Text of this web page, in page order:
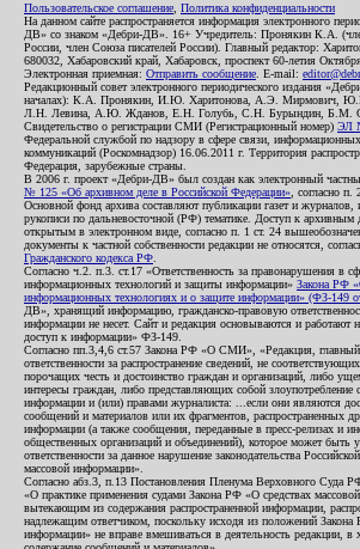
Пользовательское соглашение Политика конфиденциальности
На данном сайте распространяется информация электронного
ДВ» со знаком «Дебри-ДВ». 16+ Учредитель: Пронякин К.А.
России, член Союза писателей России). Главный редактор:
680032, Хабаровский край, Хабаровск, проспект 60-летия
Электронная приемная: Отправить сообщение . E-mail:
Редакционный совет электронного периодического издания
началах): К.А. Пронякин, И.Ю. Харитонова, А.Э. Мирмович,
Л.Н. Левина, А.Ю. Жданов, Е.Н. Голубь, С.Н. Бурындин, Б.М.
Свидетельство о регистрации СМИ (Регистрационный номер) ЭЛ
Федеральной службой по надзору в сфере связи,
коммуникаций (Роскомнадзор) 16.06.2011 г. Территория
Федерация, зарубежные страны.
В 2006 г. проект «Дебри-ДВ» был создан как электронный
№ 125 «Об архивном деле в Российской Федерации» , согласно
Основной фонд архива составляют публикации газет и журналов,
рукописи по дальневосточной (РФ) тематике. Доступ к архивным
открытым в электронном виде, согласно п. 1 ст. 24
документы к частной собственности редакции не относятся,
Гражданского кодекса РФ
Согласно ч.2. п.3. ст.17 «Ответственность за правонарушения в
информационных технологий и защиты информации» Закона РФ
информационных технологиях и о защите информации» (ФЗ-149
ДВ», хранящий информацию, гражданско-правовую
информации не несет. Сайт и редакция основываются и работают
доступ к информации» ФЗ-149.
Согласно пп.3,4,6 ст.57 Закона РФ «О СМИ», «Редакция, главный
ответственности за распространение сведений, не
порочащих честь и достоинство граждан и организаций, либо
интересы граждан, либо представляющих собой злоупотребление
информации и (или) правами журналиста: ...если они являются
сообщений и материалов или их фрагментов, распространенных
информации (а также сообщения, переданные в пресс-релизах и
общественных организаций и объединений), которое может быть
ответственности за данное нарушение законодательства
массовой информации».
Согласно абз.3, п.13 Постановления Пленума Верховного Суда
«О практике применения судами Закона РФ «О средствах
вытекающим из содержания распространенной информации,
надлежащим ответчиком, поскольку исходя из положений Закона
информации» не вправе вмешиваться в деятельность редакции, в